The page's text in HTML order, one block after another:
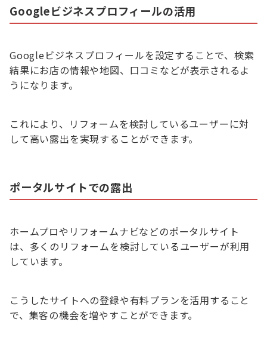
Googleビジネスプロフィールの活用
Googleビジネスプロフィールを設定することで、検索
結果にお店の情報や地図、口コミなどが表示されるよ
うになります。
これにより、リフォームを検討しているユーザーに対
して高い露出を実現することができます。
ポータルサイトでの露出
ホームプロやリフォームナビなどのポータルサイト
は、多くのリフォームを検討しているユーザーが利用
しています。
こうしたサイトへの登録や有料プランを活用すること
で、集客の機会を増やすことができます。